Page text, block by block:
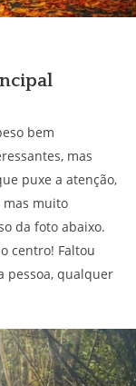
bem
mas
puxe a atenção,
mas muito
da foto abaixo.
centro! Faltou
pessoa, qualquer